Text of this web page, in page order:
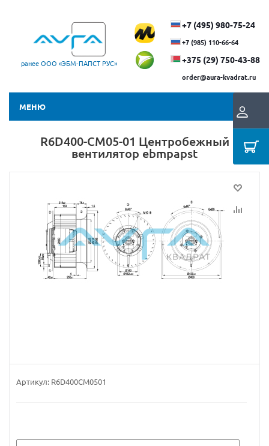
ранее ООО «ЭБМ‑ПАПСТ РУС»
+7 (495) 980-75-24
+7 (985) 110-66-64
+375 (29) ​750-43-88
order@aura-kvadrat.ru
МЕНЮ
R6D400-CM05-01 Центробежный
вентилятор ebmpapst
Артикул: R6D400CM0501